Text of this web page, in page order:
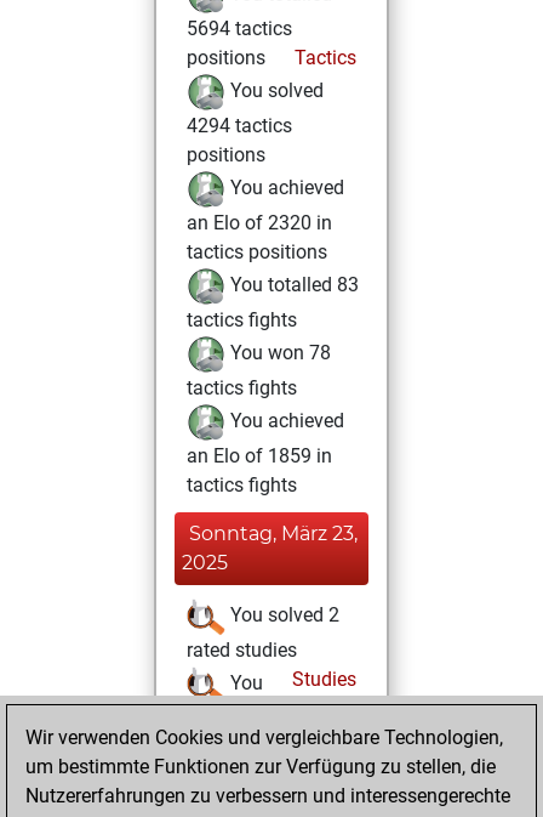
5694 tactics
positions
Tactics
You solved
4294 tactics
positions
You achieved
an Elo of 2320 in
tactics positions
You totalled 83
tactics fights
You won 78
tactics fights
You achieved
an Elo of 1859 in
tactics fights
Sonntag, März 23,
2025
You solved 2
rated studies
Studies
You
112
You created
Wir verwenden Cookies und vergleichbare Technologien,
um bestimmte Funktionen zur Verfügung zu stellen, die
Nutzererfahrungen zu verbessern und interessengerechte